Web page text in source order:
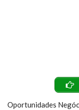
Oportunidades